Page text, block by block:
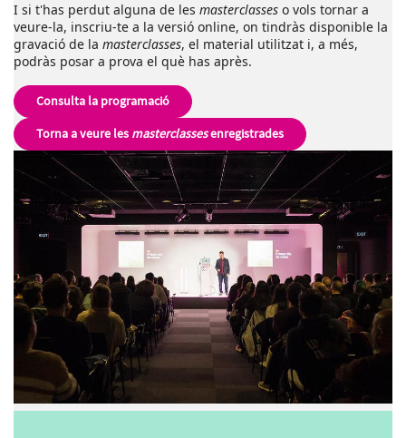
I si t'has perdut alguna de les masterclasses o vols tornar a
veure-la, inscriu-te a la versió online, on tindràs disponible la
gravació de la masterclasses, el material utilitzat i, a més,
podràs posar a prova el què has après.
Consulta la programació
Torna a veure les masterclassesenregistrades